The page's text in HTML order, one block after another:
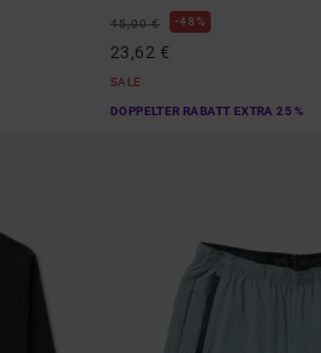
45,00 € 48%
23,62 €
SALE
DOPPELTER RABATT EXTRA 25 %